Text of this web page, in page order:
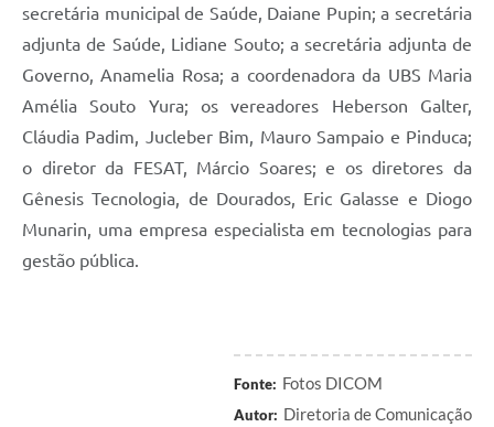
secretária municipal de Saúde, Daiane Pupin; a secretária
adjunta de Saúde, Lidiane Souto; a secretária adjunta de
Governo, Anamelia Rosa; a coordenadora da UBS Maria
Amélia Souto Yura; os vereadores Heberson Galter,
Cláudia Padim, Jucleber Bim, Mauro Sampaio e Pinduca;
o diretor da FESAT, Márcio Soares; e os diretores da
Gênesis Tecnologia, de Dourados, Eric Galasse e Diogo
Munarin, uma empresa especialista em tecnologias para
gestão pública.
Fonte: Fotos DICOM
Autor: Diretoria de Comunicação